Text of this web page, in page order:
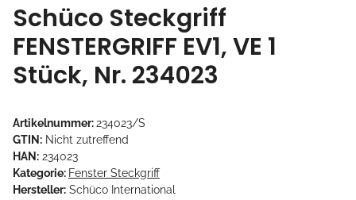
Schüco Steckgriff
FENSTERGRIFF EV1, VE 1
Stück, Nr. 234023
Artikelnummer:234023/S
GTIN: Nicht zutreffend
HAN: 234023
Kategorie: Fenster Steckgriff
Hersteller: Schüco International